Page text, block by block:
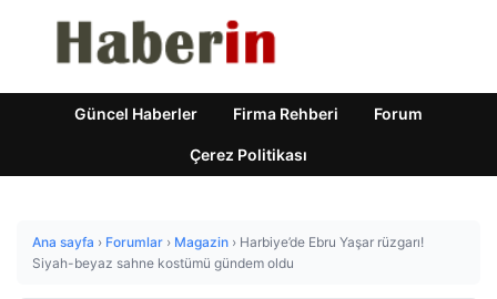
Güncel Haberler Firma Rehberi Forum
Çerez Politikası
Ana sayfa › Forumlar › Magazin › Harbiye’de Ebru Yaşar rüzgarı!
Siyah-beyaz sahne kostümü gündem oldu